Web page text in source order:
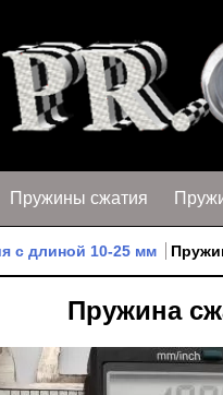
Пружины сжатия
с длиной 10-25 мм
Пружина